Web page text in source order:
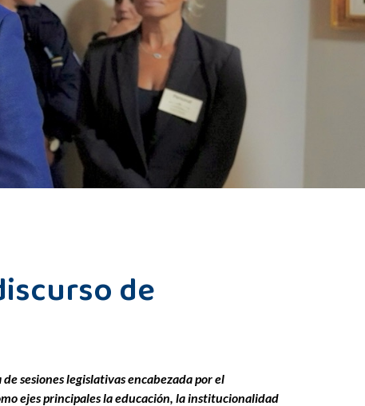
de
sesiones legislativas encabezada por el
ejes principales la educación, la institucionalidad